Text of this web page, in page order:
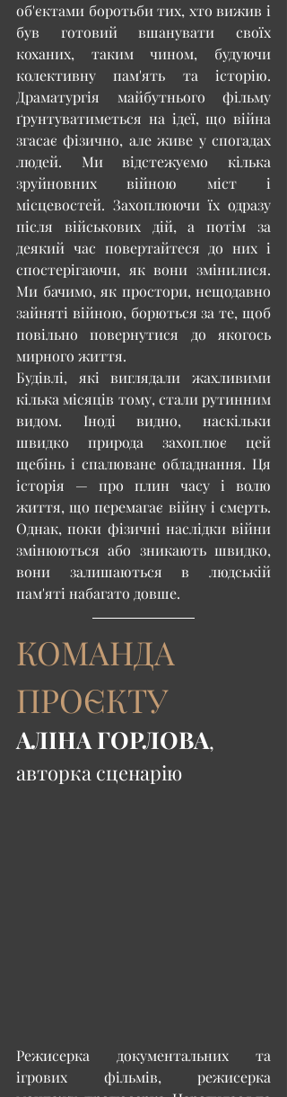
об'єктами боротьби тих, хто вижив і
був готовий вшанувати своїх
коханих, таким чином, будуючи
колективну пам'ять та історію.
Драматургія майбутнього фільму
ґрунтуватиметься на ідеї, що війна
згасає фізично, але живе у спогадах
людей. Ми відстежуємо кілька
зруйновних війною міст і
місцевостей. Захоплюючи їх одразу
після військових дій, а потім за
деякий час повертайтеся до них і
спостерігаючи, як вони змінилися.
Ми бачимо, як простори, нещодавно
зайняті війною, борються за те, щоб
повільно повернутися до якогось
мирного життя.
Будівлі, які виглядали жахливими
кілька місяців тому, стали рутинним
видом. Іноді видно, наскільки
швидко природа захоплює цей
щебінь і спалюване обладнання. Ця
історія — про плин часу і волю
життя, що перемагає війну і смерть.
Однак, поки фізичні наслідки війни
змінюються або зникають швидко,
вони залишаються в людській
пам'яті набагато довше.
КОМАНДА
ПРОЄКТУ
АЛІНА ГОРЛОВА,
авторка сценарію
Режисерка документальних та
ігрових фільмів, режисерка